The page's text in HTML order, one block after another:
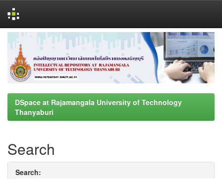
navigation
DSpace at Rajamangala University of Technology
Thanyaburi
Search
Search: